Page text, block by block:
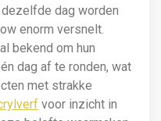
dag worden
enorm versnelt.
bekend om hun
dag af te ronden, wat
met strakke
voor inzicht in